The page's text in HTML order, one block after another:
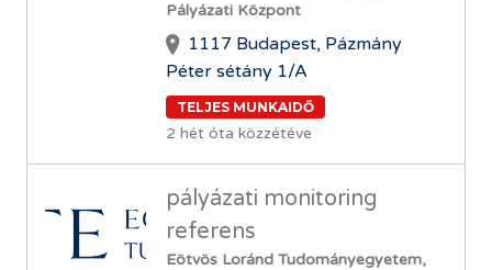
Pályázati Központ
1117 Budapest, Pázmány
Péter sétány 1/A
TELJES MUNKAIDŐ
2 hét óta közzétéve
pályázati monitoring
referens
Eötvös Loránd Tudományegyetem,